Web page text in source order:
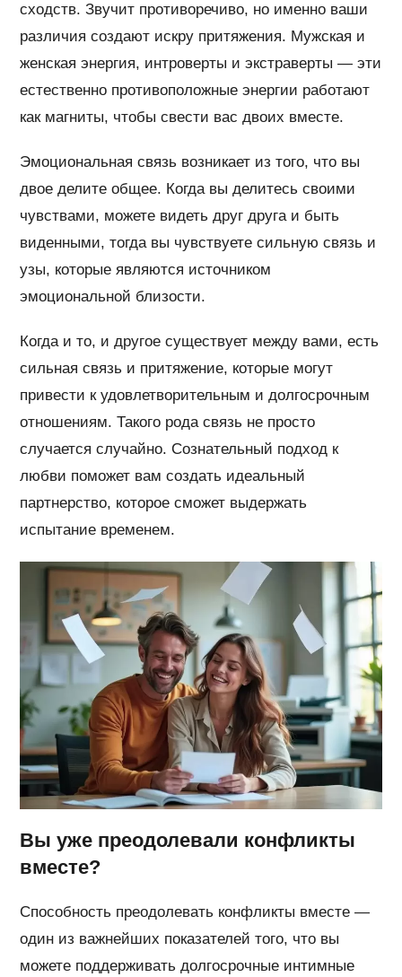
сходств. Звучит противоречиво, но именно ваши
различия создают искру притяжения. Мужская и
женская энергия, интроверты и экстраверты — эти
естественно противоположные энергии работают
как магниты, чтобы свести вас двоих вместе.
Эмоциональная связь возникает из того, что вы
двое делите общее. Когда вы делитесь своими
чувствами, можете видеть друг друга и быть
виденными, тогда вы чувствуете сильную связь и
узы, которые являются источником
эмоциональной близости.
Когда и то, и другое существует между вами, есть
сильная связь и притяжение, которые могут
привести к удовлетворительным и долгосрочным
отношениям. Такого рода связь не просто
случается случайно. Сознательный подход к
любви поможет вам создать идеальный
партнерство, которое сможет выдержать
испытание временем.
Вы уже преодолевали конфликты
вместе?
Способность преодолевать конфликты вместе —
один из важнейших показателей того, что вы
можете поддерживать долгосрочные интимные